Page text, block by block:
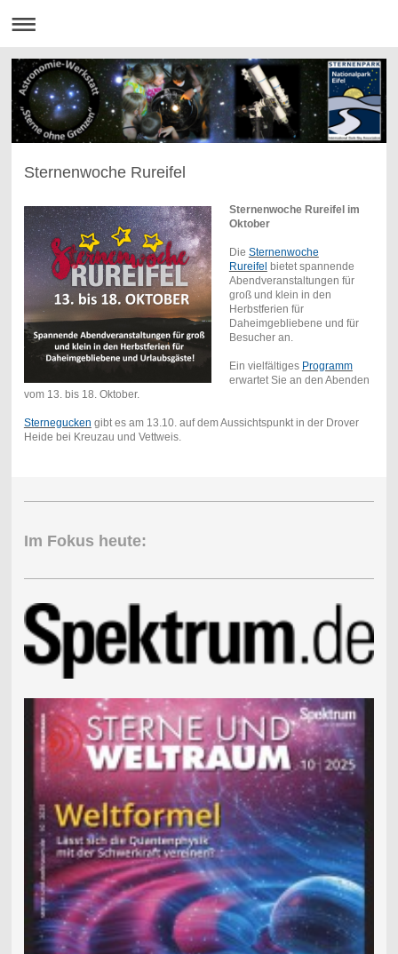
Sternenwoche Rureifel
Sternenwoche Rureifel im
Oktober
Die Sternenwoche
Rureifel bietet spannende
Abendveranstaltungen für
groß und klein in den
Herbstferien für
Daheimgebliebene und für
Besucher an.
Ein vielfältiges Programm
erwartet Sie an den Abenden
vom 13. bis 18. Oktober.
Sternegucken gibt es am 13.10. auf dem Aussichtspunkt in der Drover
Heide bei Kreuzau und Vettweis.
Im Fokus heute: